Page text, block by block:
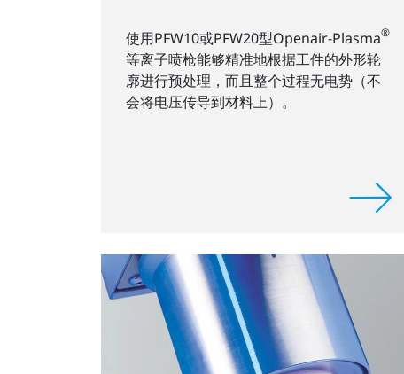
使用PFW10或PFW20型Openair-Plasma®
等离子喷枪能够精准地根据工件的外形轮
廓进行预处理，而且整个过程无电势（不
会将电压传导到材料上）。